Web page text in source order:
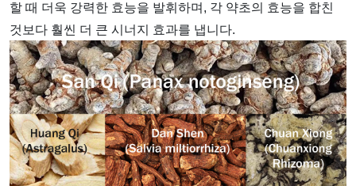
할 때 더욱 강력한 효능을 발휘하며, 각 약초의 효능을 합친
것보다 훨씬 더 큰 시너지 효과를 냅니다.